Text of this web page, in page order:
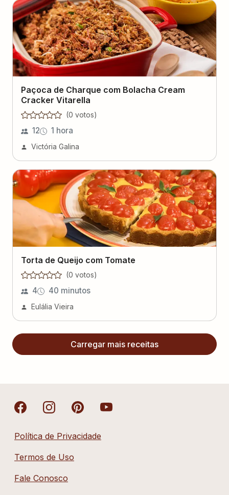
Paçoca de Charque com Bolacha Cream
Cracker Vitarella
(0 votos)
12 1 hora
Victória Galina
Torta de Queijo com Tomate
(0 votos)
4 40 minutos
Eulália Vieira
Carregar mais receitas
Política de Privacidade
Termos de Uso
Fale Conosco